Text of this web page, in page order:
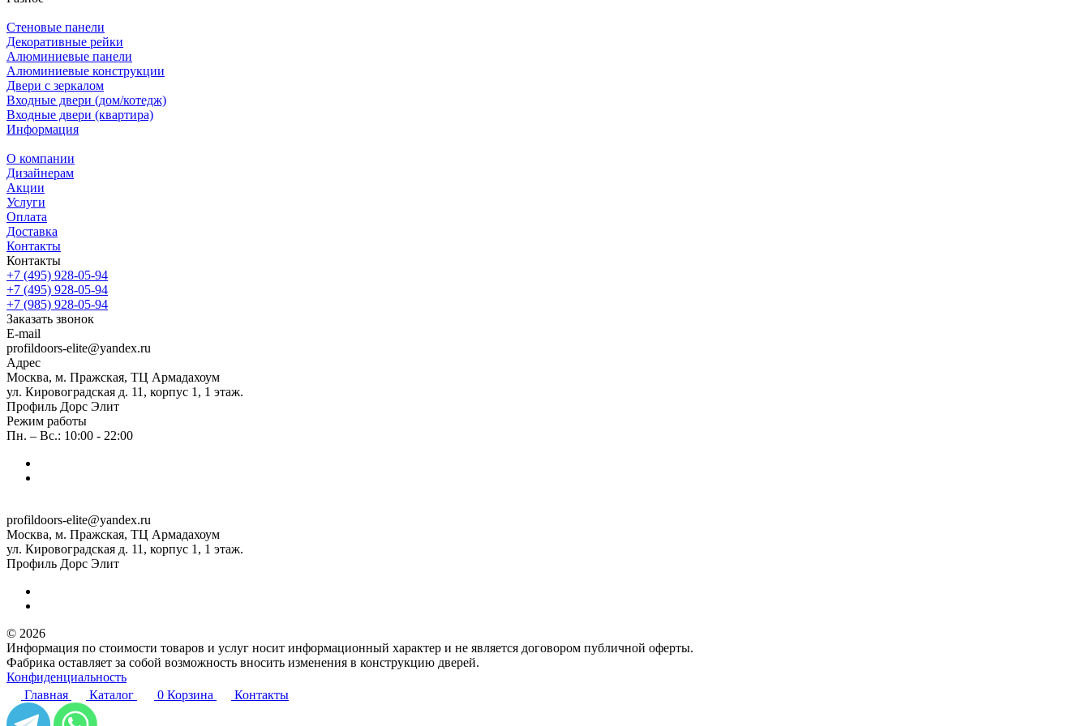
Стеновые панели
Декоративные рейки
Алюминиевые панели
Алюминиевые конструкции
Двери с зеркалом
Входные двери (дом/котедж)
Входные двери (квартира)
Информация
О компании
Дизайнерам
Акции
Услуги
Оплата
Доставка
Контакты
Контакты
+7 (495) 928-05-94
+7 (495) 928-05-94
+7 (985) 928-05-94
Заказать звонок
E-mail
profildoors-elite@yandex.ru
Адрес
Москва, м. Пражская, ТЦ Армадахоум
ул. Кировоградская д. 11, корпус 1, 1 этаж.
Профиль Дорс Элит
Режим работы
Пн. – Вс.: 10:00 - 22:00
profildoors-elite@yandex.ru
Москва, м. Пражская, ТЦ Армадахоум
ул. Кировоградская д. 11, корпус 1, 1 этаж.
Профиль Дорс Элит
© 2026
Информация по стоимости товаров и услуг носит информационный характер и не является договором публичной оферты.
Фабрика оставляет за собой возможность вносить изменения в конструкцию дверей.
Конфиденциальность
Главная
Каталог 0 Корзина Контакты